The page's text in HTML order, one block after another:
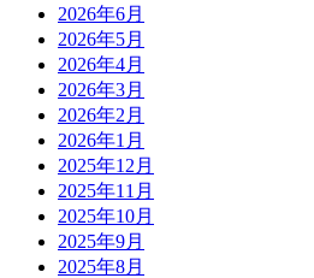
2026年6月
2026年5月
2026年4月
2026年3月
2026年2月
2026年1月
2025年12月
2025年11月
2025年10月
2025年9月
2025年8月